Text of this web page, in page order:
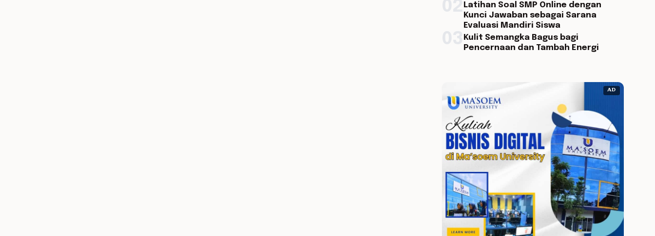
Latihan Soal SMP Online dengan
Kunci Jawaban sebagai Sarana
Evaluasi Mandiri Siswa
Kulit Semangka Bagus bagi
Pencernaan dan Tambah Energi
AD